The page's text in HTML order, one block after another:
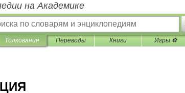
на Академике
Толкования Переводы Книги Игры ⚽